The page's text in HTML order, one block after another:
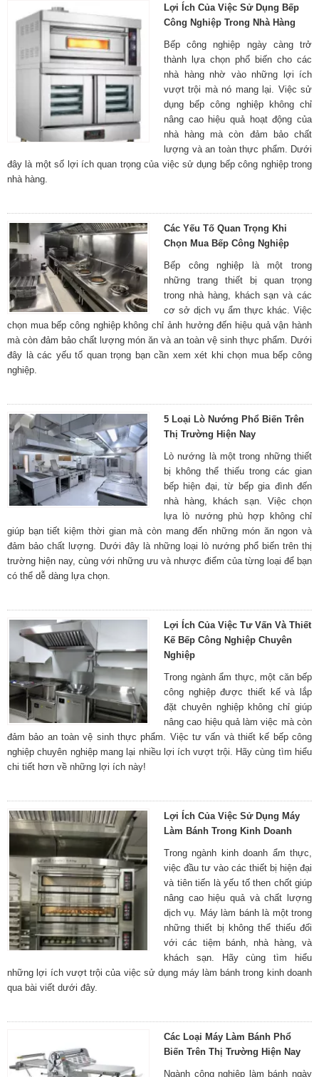
Lợi Ích Của Việc Sử Dụng Bếp
Công Nghiệp Trong Nhà Hàng
Bếp công nghiệp ngày càng trở
thành lựa chọn phổ biến cho các
nhà hàng nhờ vào những lợi ích
vượt trội mà nó mang lại. Việc sử
dụng bếp công nghiệp không chỉ
nâng cao hiệu quả hoạt động của
nhà hàng mà còn đảm bảo chất
lượng và an toàn thực phẩm. Dưới
đây là một số lợi ích quan trọng của việc sử dụng bếp công nghiệp trong
nhà hàng.
Các Yếu Tố Quan Trọng Khi
Chọn Mua Bếp Công Nghiệp
Bếp công nghiệp là một trong
những trang thiết bị quan trọng
trong nhà hàng, khách sạn và các
cơ sở dịch vụ ẩm thực khác. Việc
chọn mua bếp công nghiệp không chỉ ảnh hưởng đến hiệu quả vận hành
mà còn đảm bảo chất lượng món ăn và an toàn vệ sinh thực phẩm. Dưới
đây là các yếu tố quan trọng bạn cần xem xét khi chọn mua bếp công
nghiệp.
5 Loại Lò Nướng Phổ Biến Trên
Thị Trường Hiện Nay
Lò nướng là một trong những thiết
bị không thể thiếu trong các gian
bếp hiện đại, từ bếp gia đình đến
nhà hàng, khách sạn. Việc chọn
lựa lò nướng phù hợp không chỉ
giúp bạn tiết kiệm thời gian mà còn mang đến những món ăn ngon và
đảm bảo chất lượng. Dưới đây là những loại lò nướng phổ biến trên thị
trường hiện nay, cùng với những ưu và nhược điểm của từng loại để bạn
có thể dễ dàng lựa chọn.
Lợi Ích Của Việc Tư Vấn Và Thiết
Kế Bếp Công Nghiệp Chuyên
Nghiệp
Trong ngành ẩm thực, một căn bếp
công nghiệp được thiết kế và lắp
đặt chuyên nghiệp không chỉ giúp
nâng cao hiệu quả làm việc mà còn
đảm bảo an toàn vệ sinh thực phẩm. Việc tư vấn và thiết kế bếp công
nghiệp chuyên nghiệp mang lại nhiều lợi ích vượt trội. Hãy cùng tìm hiểu
chi tiết hơn về những lợi ích này!
Lợi Ích Của Việc Sử Dụng Máy
Làm Bánh Trong Kinh Doanh
Trong ngành kinh doanh ẩm thực,
việc đầu tư vào các thiết bị hiện đại
và tiên tiến là yếu tố then chốt giúp
nâng cao hiệu quả và chất lượng
dịch vụ. Máy làm bánh là một trong
những thiết bị không thể thiếu đối
với các tiệm bánh, nhà hàng, và
khách sạn. Hãy cùng tìm hiểu
những lợi ích vượt trội của việc sử dụng máy làm bánh trong kinh doanh
qua bài viết dưới đây.
Các Loại Máy Làm Bánh Phổ
Biến Trên Thị Trường Hiện Nay
Ngành công nghiệp làm bánh ngày